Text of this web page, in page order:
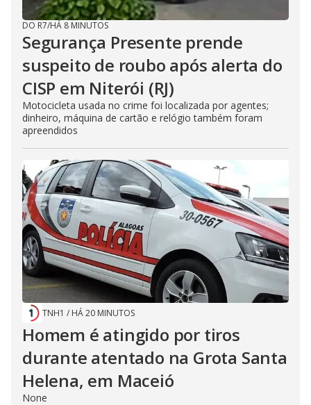
DO R7/HÁ 8 MINUTOS
Segurança Presente prende
suspeito de roubo após alerta do
CISP em Niterói (RJ)
Motocicleta usada no crime foi localizada por agentes;
dinheiro, máquina de cartão e relógio também foram
apreendidos
TNH1 / HÁ 20 MINUTOS
Homem é atingido por tiros
durante atentado na Grota Santa
Helena, em Maceió
None